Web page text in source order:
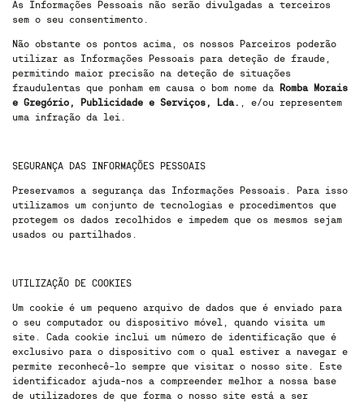
As Informações Pessoais não serão divulgadas a terceiros
sem o seu consentimento.
Não obstante os pontos acima, os nossos Parceiros poderão
utilizar as Informações Pessoais para deteção de fraude,
permitindo maior precisão na deteção de situações
fraudulentas que ponham em causa o bom nome da
Romba Morais
e Gregório, Publicidade e Serviços, Lda. , e/ou representem
uma infração da lei.
SEGURANÇA DAS INFORMAÇÕES PESSOAIS
Preservamos a segurança das Informações Pessoais. Para isso
utilizamos um conjunto de tecnologias e procedimentos que
protegem os dados recolhidos e impedem que os mesmos sejam
usados ou partilhados.
UTILIZAÇÃO DE COOKIES
Um cookie é um pequeno arquivo de dados que é enviado para
o seu computador ou dispositivo móvel, quando visita um
site. Cada cookie inclui um número de identificação que é
exclusivo para o dispositivo com o qual estiver a navegar e
permite reconhecê-lo sempre que visitar o nosso site. Este
identificador ajuda-nos a compreender melhor a nossa base
de utilizadores de que forma o nosso site está a ser